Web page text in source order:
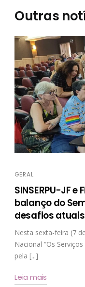
Outras
GERAL
SINSERPU-JF
balanço do
desafios
Nesta sexta-feira (7
Nacional “Os
pela [...]
Leia mais